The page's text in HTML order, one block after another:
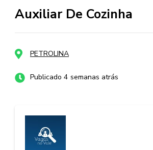
Auxiliar De Cozinha
PETROLINA
Publicado 4 semanas atrás